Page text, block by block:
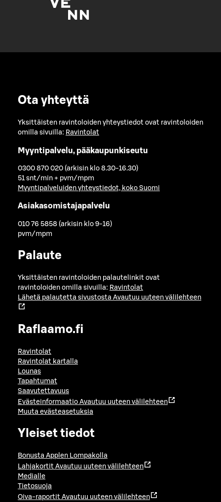
Ota yhteyttä
Yksittäisten ravintoloiden yhteystiedot ovat ravintoloiden
omilla sivuilla: Ravintolat
Myyntipalvelu, pääkaupunkiseutu
0300 870 020 (arkisin klo 8.30-16.30)
51 snt/min + pvm/mpm
Myyntipalveluiden yhteystiedot, koko Suomi
Asiakasomistajapalvelu
010 76 5858 (arkisin klo 9-16)
pvm/mpm
Palaute
Yksittäisten ravintoloiden palautelinkit ovat
ravintoloiden omilla sivuilla: Ravintolat
Lähetä palautetta sivustosta Avautuu uuteen välilehteen
Raflaamo.fi
Ravintolat
Ravintolat kartalla
Lounas
Tapahtumat
Saavutettavuus
Evästeinformaatio Avautuu uuteen välilehteen
Muuta evästeasetuksia
Yleiset tiedot
Bonusta Applen Lompakolla
Lahjakortit Avautuu uuteen välilehteen
Medialle
Tietosuoja
Oiva-raportit Avautuu uuteen välilehteen